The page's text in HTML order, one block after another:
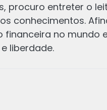
procuro entreter o
conhecimentos.
no mundo
liberdade.
Sara